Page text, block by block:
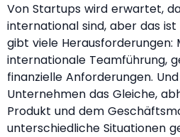
Von Startups wird erwartet,
international sind, aber das
gibt viele Herausforderungen:
internationale Teamführung,
finanzielle Anforderungen.
Unternehmen das Gleiche,
Produkt und dem
unterschiedliche Situationen